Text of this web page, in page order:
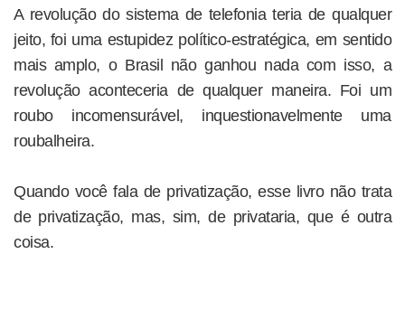
A revolução do sistema de telefonia teria de qualquer
jeito, foi uma estupidez político-estratégica, em sentido
mais amplo, o Brasil não ganhou nada com isso, a
revolução aconteceria de qualquer maneira. Foi um
roubo incomensurável, inquestionavelmente uma
roubalheira.
Quando você fala de privatização, esse livro não trata
de privatização, mas, sim, de privataria, que é outra
coisa.